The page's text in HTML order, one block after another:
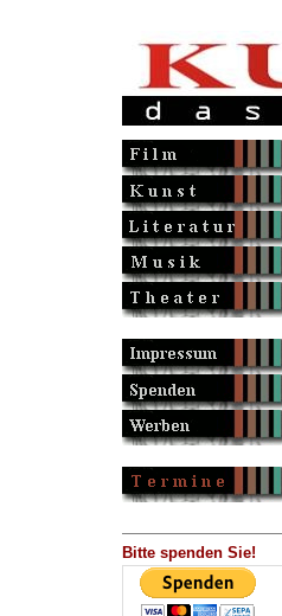
Bitte spenden Sie!